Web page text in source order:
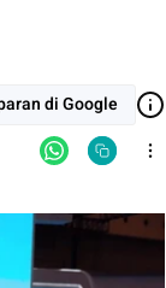
di Google